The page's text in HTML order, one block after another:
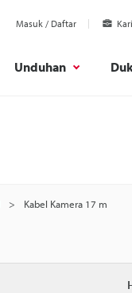
Masuk / Daftar
Unduhan
Kabel Kamera 17 m